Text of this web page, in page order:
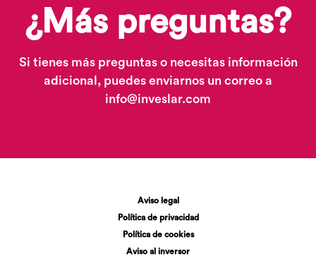
¿Más preguntas?
Si tienes más preguntas o necesitas información
adicional, puedes enviarnos un correo a
info@inveslar.com
Aviso legal
Política de privacidad
Política de cookies
Aviso al inversor